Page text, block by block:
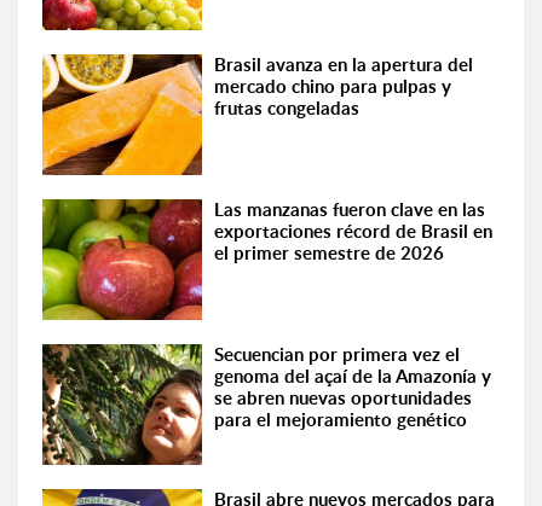
Brasil avanza en la apertura del
mercado chino para pulpas y
frutas congeladas
Las manzanas fueron clave en las
exportaciones récord de Brasil en
el primer semestre de 2026
Secuencian por primera vez el
genoma del açaí de la Amazonía y
se abren nuevas oportunidades
para el mejoramiento genético
Brasil abre nuevos mercados para